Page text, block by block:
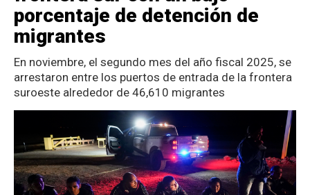
porcentaje de detención de
migrantes
En noviembre, el segundo mes del año fiscal 2025, se
arrestaron entre los puertos de entrada de la frontera
suroeste alrededor de 46,610 migrantes